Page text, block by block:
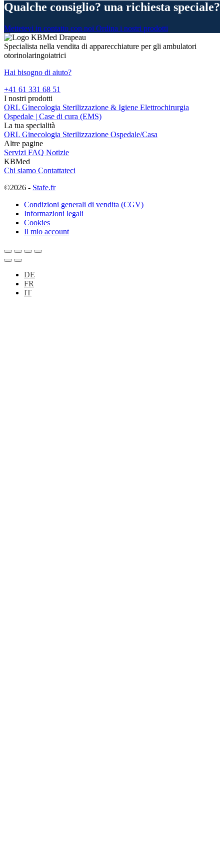
Qualche consiglio? una richiesta speciale?
Mettetevi in contatto con noi Ordina i nostri prodotti
Specialista nella vendita di apparecchiature per gli ambulatori
otorinolaringoiatrici
Hai bisogno di aiuto?
+41 61 331 68 51
I nostri prodotti
ORL Ginecologia Sterilizzazione & Igiene Elettrochirurgia
Ospedale | Case di cura (EMS)
La tua specialità
ORL Ginecologia Sterilizzazione Ospedale/Casa
Altre pagine
Servizi FAQ Notizie
KBMed
Chi siamo Contattateci
©2026 - Stafe.fr
Condizioni generali di vendita (CGV)
Informazioni legali
Cookies
Il mio account
DE
FR
IT